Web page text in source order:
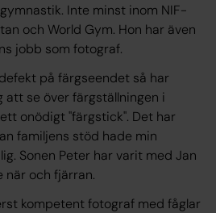
Inte minst inom NIF-
och World Gym. Hon har även
jobb som fotograf.
på färgseendet så har
att se över färgställningen i
onödigt "färgstick". Det har
familjens stöd hade min
Sonen Peter har varit med Jan
när och fjärran.
kompetent fotograf med fåglar